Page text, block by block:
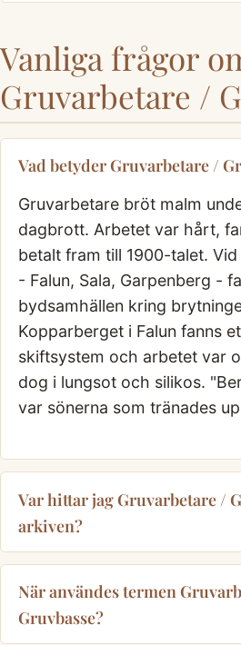
Vanliga frågor
Gruvarbetare /
Vad betyder Gruvarbetare /
Gruvarbetare bröt malm
dagbrott. Arbetet var hårt,
betalt fram till 1900-talet.
- Falun, Sala, Garpenberg -
bydsamhällen kring
Kopparberget i Falun fanns
skiftsystem och arbetet var
dog i lungsot och silikos.
var sönerna som tränades
Var hittar jag Gruvarbetare /
arkiven?
När användes termen
Gruvbasse?